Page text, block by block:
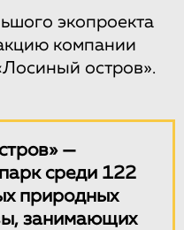
экопроекта
компании
остров».
—
среди 122
природных
занимающих